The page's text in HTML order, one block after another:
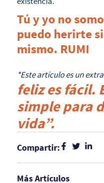
Tú y yo no
puedo herirte
mismo. RUMI
*Este artículo es un
feliz es fácil.
simple para
vida”.
Compartir:
Más Artículos